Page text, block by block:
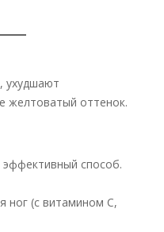
ухудшают
желтоватый оттенок.
способ.
ног (с витамином С,